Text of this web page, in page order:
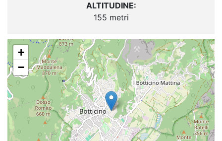
ALTITUDINE:
155 metri
+
−